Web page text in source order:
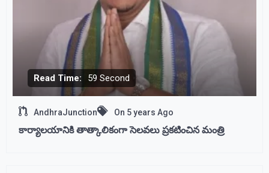
Read Time: 59 Second
AndhraJunction On 5 years Ago
కార్యాలయానికి తాత్కాలికంగా సెలవలు ప్రకటించిన మంత్రి